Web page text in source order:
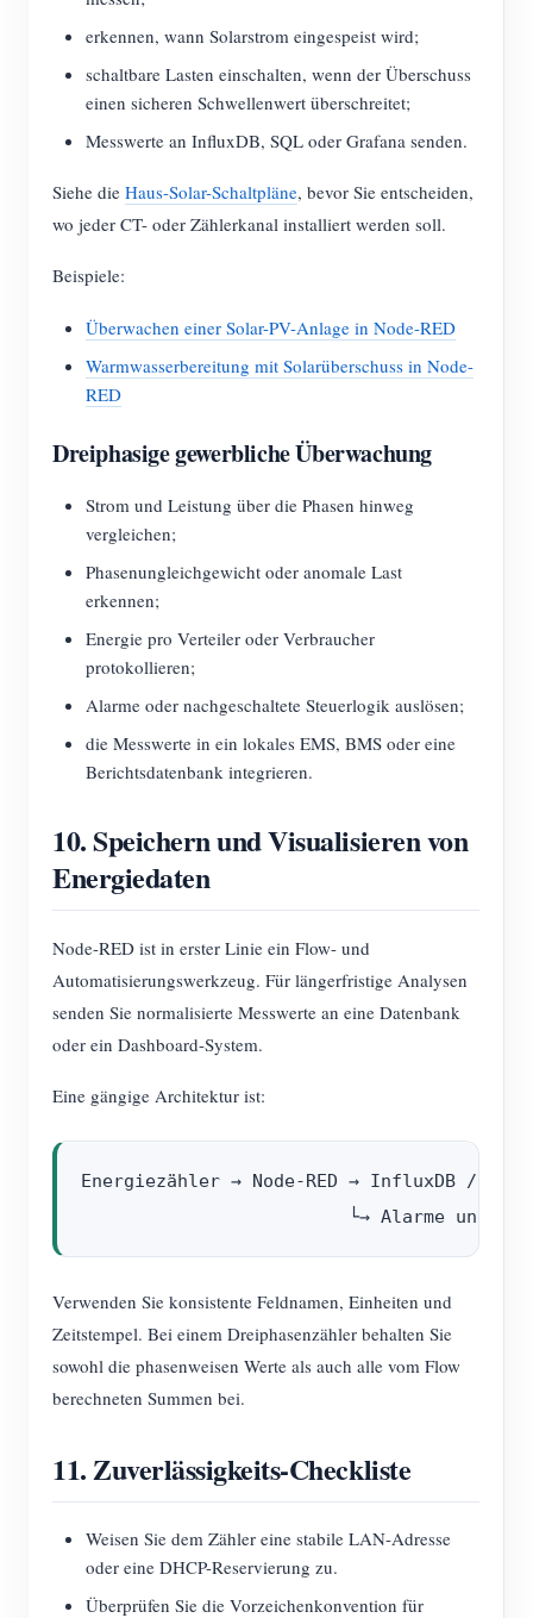
erkennen, wann Solarstrom eingespeist wird;
schaltbare Lasten einschalten, wenn der Überschuss
einen sicheren Schwellenwert überschreitet;
Messwerte an InfluxDB, SQL oder Grafana senden.
Siehe die Haus-Solar-Schaltpläne, bevor Sie entscheiden,
wo jeder CT- oder Zählerkanal installiert werden soll.
Beispiele:
Überwachen einer Solar-PV-Anlage in Node-RED
Warmwasserbereitung mit Solarüberschuss in Node-
RED
Dreiphasige gewerbliche Überwachung
Strom und Leistung über die Phasen hinweg
vergleichen;
Phasenungleichgewicht oder anomale Last
erkennen;
Energie pro Verteiler oder Verbraucher
protokollieren;
Alarme oder nachgeschaltete Steuerlogik auslösen;
die Messwerte in ein lokales EMS, BMS oder eine
Berichtsdatenbank integrieren.
10. Speichern und Visualisieren von
Energiedaten
Node-RED ist in erster Linie ein Flow- und
Automatisierungswerkzeug. Für längerfristige Analysen
senden Sie normalisierte Messwerte an eine Datenbank
oder ein Dashboard-System.
Eine gängige Architektur ist:
Energiezähler → Node-RED → InfluxDB / SQL
Verwenden Sie konsistente Feldnamen, Einheiten und
Zeitstempel. Bei einem Dreiphasenzähler behalten Sie
sowohl die phasenweisen Werte als auch alle vom Flow
berechneten Summen bei.
11. Zuverlässigkeits-Checkliste
Weisen Sie dem Zähler eine stabile LAN-Adresse
oder eine DHCP-Reservierung zu.
Überprüfen Sie die Vorzeichenkonvention für